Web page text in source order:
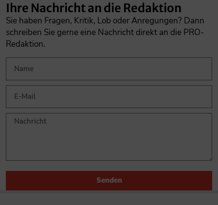
Ihre Nachricht an die Redaktion
Sie haben Fragen, Kritik, Lob oder Anregungen? Dann
schreiben Sie gerne eine Nachricht direkt an die PRO-
Redaktion.
Senden